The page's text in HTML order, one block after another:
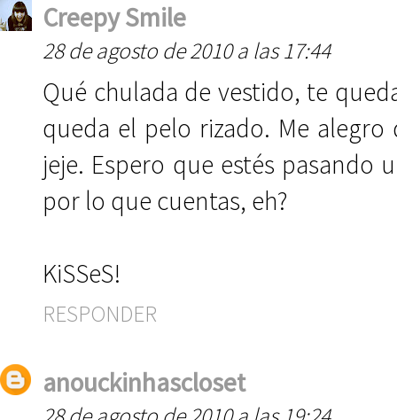
Creepy Smile
28 de agosto de 2010 a las 17:44
Qué chulada de vestido, te
queda el pelo rizado. Me
jeje. Espero que estés pasando
por lo que cuentas, eh?
KiSSeS!
RESPONDER
anouckinhascloset